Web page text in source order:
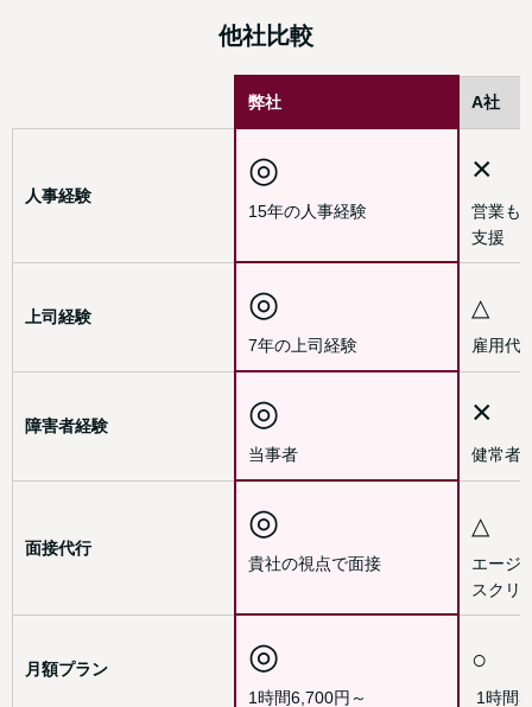
他社比較
弊社 A社
人事経験
◎
15年の人事経験
×
営業も
支援
上司経験 ◎
7年の上司経験
△
雇用代
障害者経験 ◎
当事者
×
健常者
面接代行
◎
貴社の視点で面接
△
エージ
スクリ
月額プラン ◎
1時間6,700円～
○
1時間